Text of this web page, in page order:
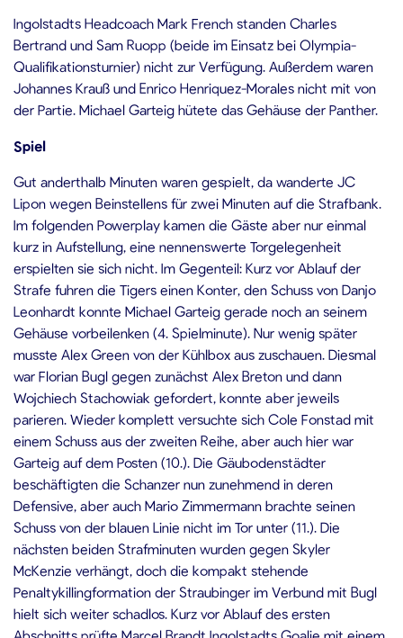
Ingolstadts Headcoach Mark French standen Charles
Bertrand und Sam Ruopp (beide im Einsatz bei Olympia-
Qualifikationsturnier) nicht zur Verfügung. Außerdem waren
Johannes Krauß und Enrico Henriquez-Morales nicht mit von
der Partie. Michael Garteig hütete das Gehäuse der Panther.
Spiel
Gut anderthalb Minuten waren gespielt, da wanderte JC
Lipon wegen Beinstellens für zwei Minuten auf die Strafbank.
Im folgenden Powerplay kamen die Gäste aber nur einmal
kurz in Aufstellung, eine nennenswerte Torgelegenheit
erspielten sie sich nicht. Im Gegenteil: Kurz vor Ablauf der
Strafe fuhren die Tigers einen Konter, den Schuss von Danjo
Leonhardt konnte Michael Garteig gerade noch an seinem
Gehäuse vorbeilenken (4. Spielminute). Nur wenig später
musste Alex Green von der Kühlbox aus zuschauen. Diesmal
war Florian Bugl gegen zunächst Alex Breton und dann
Wojchiech Stachowiak gefordert, konnte aber jeweils
parieren. Wieder komplett versuchte sich Cole Fonstad mit
einem Schuss aus der zweiten Reihe, aber auch hier war
Garteig auf dem Posten (10.). Die Gäubodenstädter
beschäftigten die Schanzer nun zunehmend in deren
Defensive, aber auch Mario Zimmermann brachte seinen
Schuss von der blauen Linie nicht im Tor unter (11.). Die
nächsten beiden Strafminuten wurden gegen Skyler
McKenzie verhängt, doch die kompakt stehende
Penaltykillingformation der Straubinger im Verbund mit Bugl
hielt sich weiter schadlos. Kurz vor Ablauf des ersten